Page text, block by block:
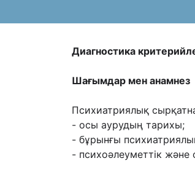
Диагностика
Шағымдар мен анамнез
Психиатриялық
- осы аурудың тарихы;
- бұрынғы
- психоəлеуметтік